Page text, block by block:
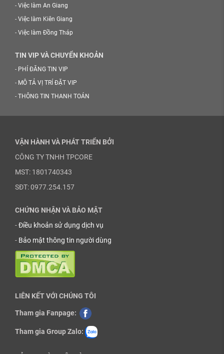
- Việc làm An Giang
- Việc làm Kiên Giang
- Việc làm Đồng Tháp
TIN VIP VÀ CHUYỂN KHOẢN
- PHÍ ĐĂNG TIN VIP
- MÔ TẢ VỊ TRÍ ĐẶT VIP
- THÔNG TIN THANH TOÁN
VẬN HÀNH VÀ PHÁT TRIỂN BỞI
CÔNG TY TNHH TPCORE
MST: 1801740343
SĐT: 0977.254.157
CHỨNG NHẬN VÀ BẢO MẬT
-Điều khoản sử dụng dịch vụ
- Bảo mật thông tin người dùng
LIÊN KẾT VỚI CHÚNG TÔI
Tham gia Fanpage:
Tham gia Group Zalo: